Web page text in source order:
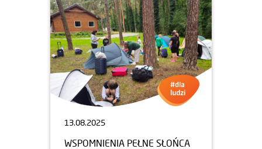
13.08.2025
WSPOMNIENIA PEŁNE SŁOŃCA